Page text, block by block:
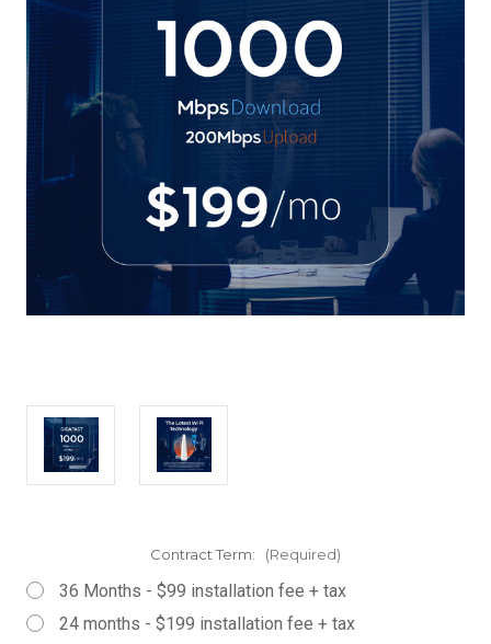
Contract Term: (Required)
36 Months - $99 installation fee + tax
24 months - $199 installation fee + tax